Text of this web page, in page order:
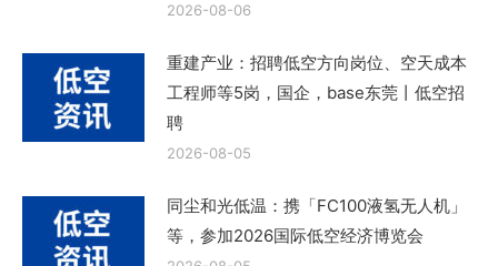
2026-08-06
重建产业：招聘低空方向岗位、空天成本
工程师等5岗，国企，base东莞丨低空招
聘
2026-08-05
同尘和光低温：携「FC100液氢无人机」
等，参加2026国际低空经济博览会